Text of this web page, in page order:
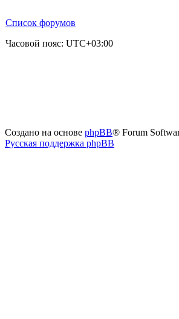
Список форумов
Часовой пояс: UTC+03:00
Создано на основе phpBB® Forum
Русская поддержка phpBB